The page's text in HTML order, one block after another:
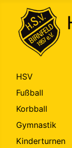
HSV
Fußball
Korbball
Gymnastik
Kinderturnen